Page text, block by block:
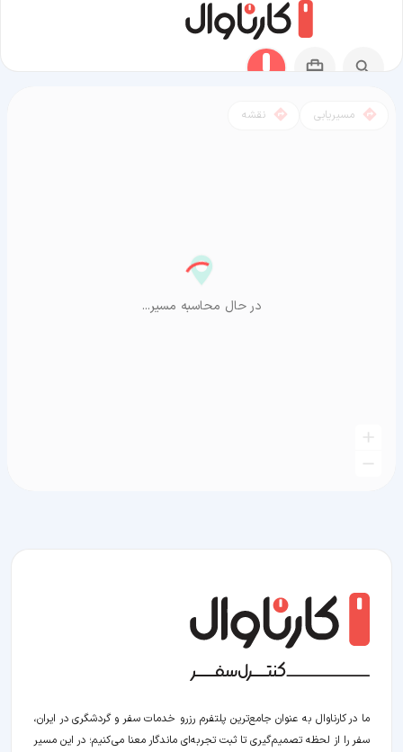
مسیریابی نقشه
در حال محاسبه مسیر...
ما در کارناوال به عنوان جامع‌ترین پلتفرم رزرو خدمات سفر و گردشگری در ایران،
سفر را از لحظه‌ تصمیم‌گیری تا ثبت تجربه‌ای ماندگار معنا می‌کنیم؛ در این مسیر‍